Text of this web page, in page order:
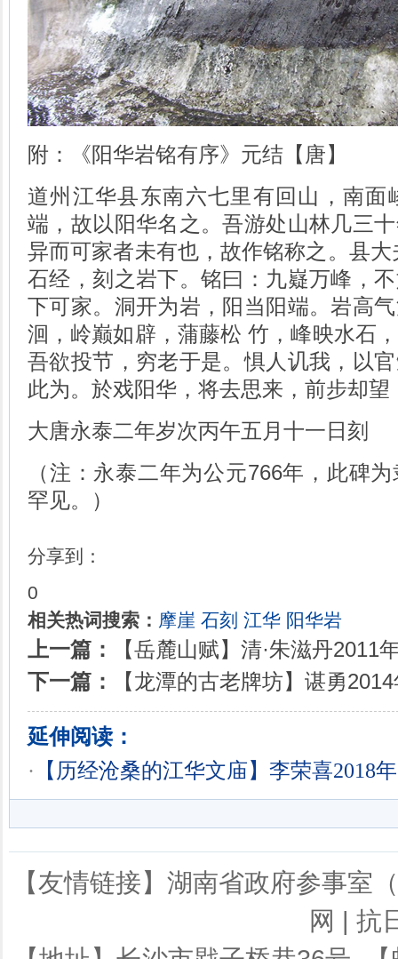
附：《阳华岩铭有序》元结【唐】
道州江华县东南六七里有回山，南面
端，故以阳华名之。吾游处山林几三
异而可家者未有也，故作铭称之。县
石经，刻之岩下。铭曰：九嶷万峰，
下可家。洞开为岩，阳当阳端。岩高
洄，岭巅如辟，蒲藤松 竹，峰映水石
吾欲投节，穷老于是。惧人讥我，以
此为。於戏阳华，将去思来，前步却望
大唐永泰二年岁次丙午五月十一日刻
（注：永泰二年为公元766年，此碑
罕见。）
分享到：
0
相关热词搜索： 摩崖 石刻 江华 阳华岩
上一篇：
【岳麓山赋】清·朱滋丹2011
下一篇：
【龙潭的古老牌坊】谌勇
延伸阅读：
· 【历经沧桑的江华文庙】李荣喜2018
【友情链接】 湖南省政府参事室
网 | 抗